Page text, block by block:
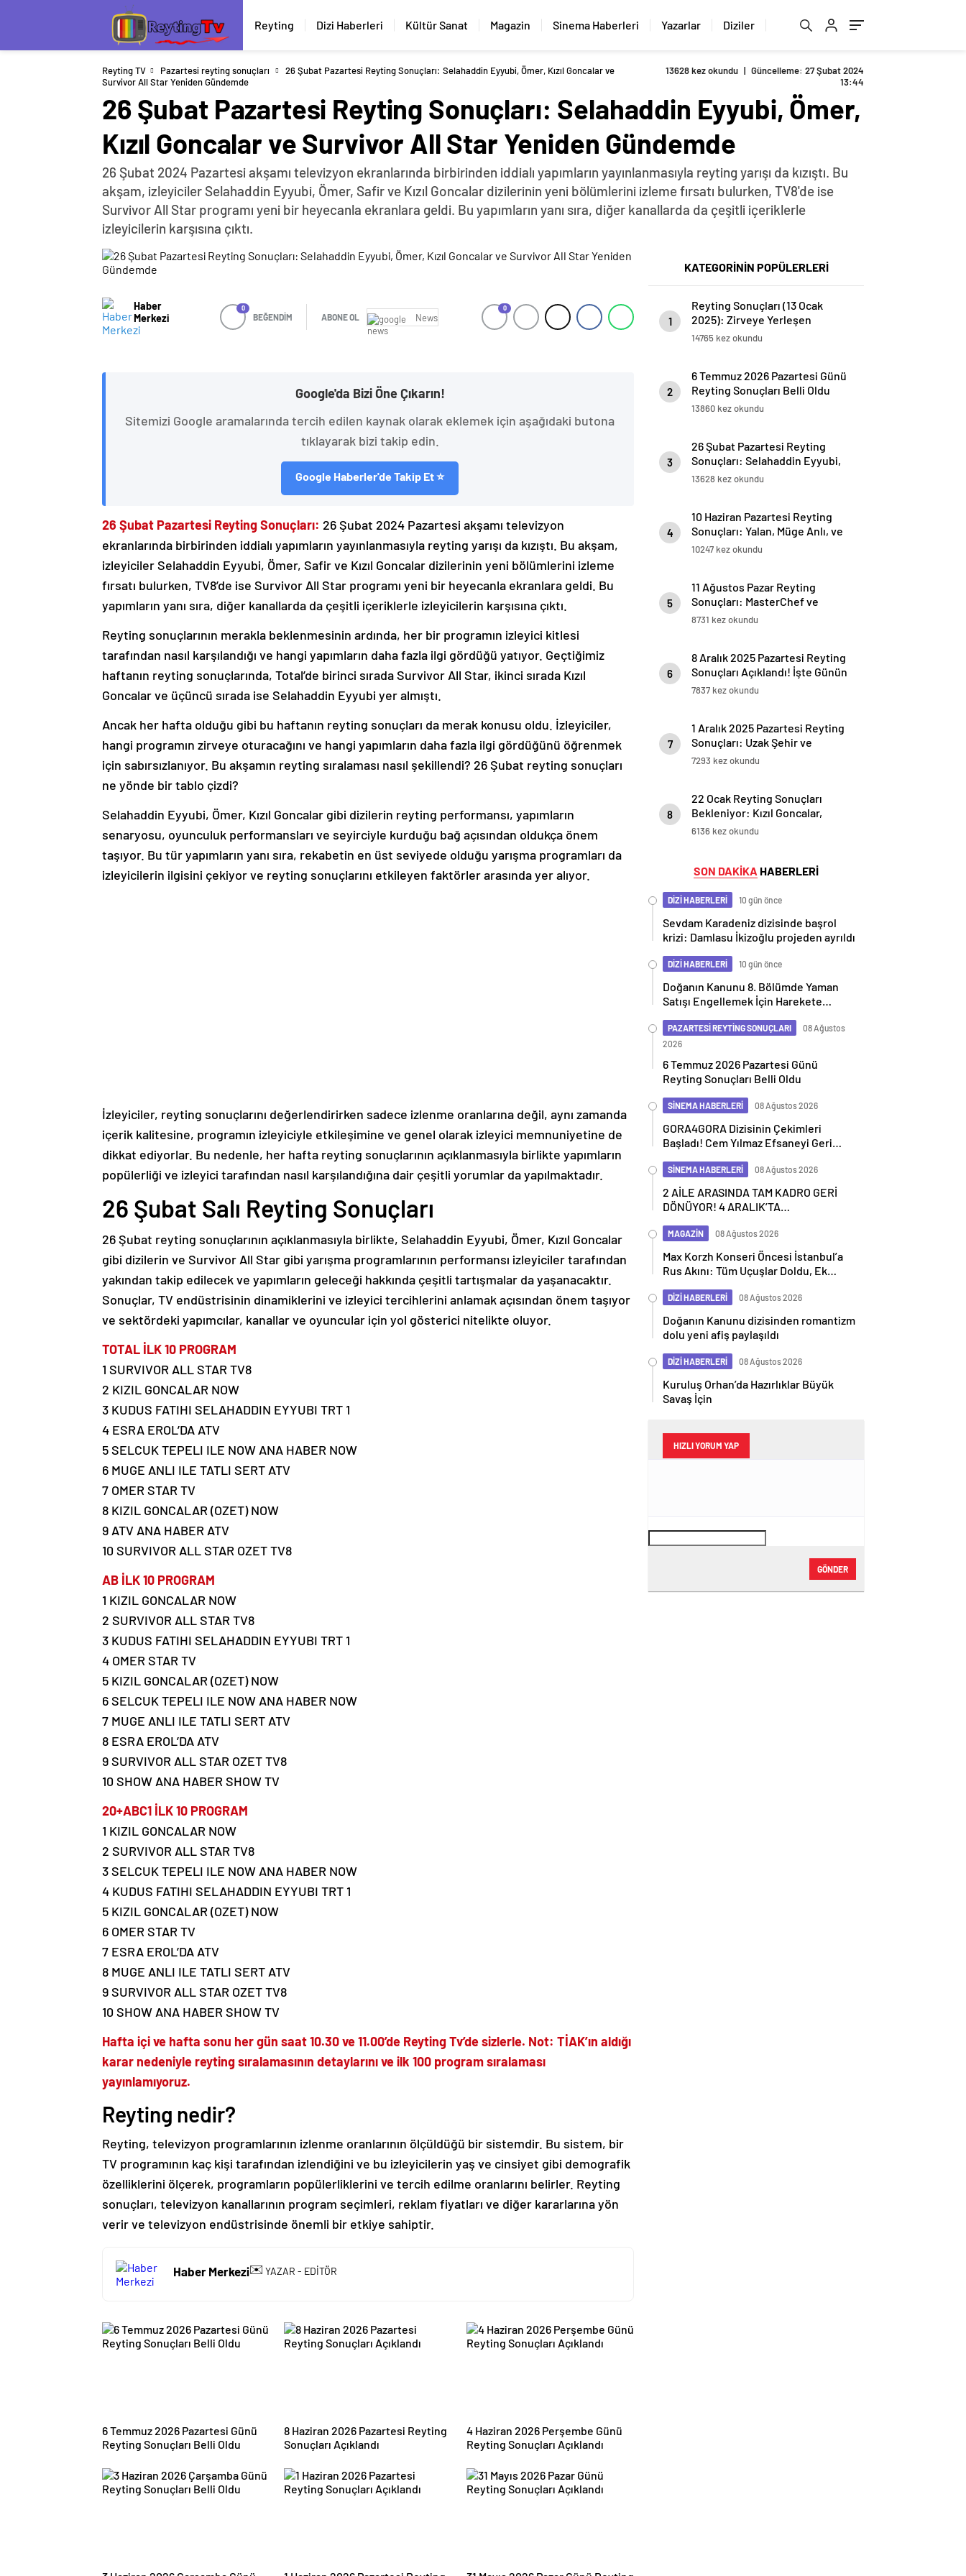
Reyting Dizi Haberleri Kültür Sanat Magazin Sinema Haberleri Yazarlar Diziler
Reyting TV Pazartesi reyting sonuçları
26 Şubat Pazartesi Reyting Sonuçları: Selahaddin Eyyubi, Ömer, Kızıl Goncalar ve
Survivor All Star Yeniden Gündemde
13628 kez okundu | Güncelleme: 27 Şubat 2024
13:44
26 Şubat Pazartesi Reyting Sonuçları: Selahaddin Eyyubi, Ömer,
Kızıl Goncalar ve Survivor All Star Yeniden Gündemde
26 Şubat 2024 Pazartesi akşamı televizyon ekranlarında birbirinden iddialı yapımların yayınlanmasıyla reyting yarışı da kızıştı. Bu
akşam, izleyiciler Selahaddin Eyyubi, Ömer, Safir ve Kızıl Goncalar dizilerinin yeni bölümlerini izleme fırsatı bulurken, TV8'de ise
Survivor All Star programı yeni bir heyecanla ekranlara geldi. Bu yapımların yanı sıra, diğer kanallarda da çeşitli içeriklerle
izleyicilerin karşısına çıktı.
Haber
Merkezi
0
BEĞENDİM ABONE OL News
0
Google'da Bizi Öne Çıkarın!
Sitemizi Google aramalarında tercih edilen kaynak olarak eklemek için aşağıdaki butona
tıklayarak bizi takip edin.
Google Haberler'de Takip Et ⭐
26 Şubat Pazartesi Reyting Sonuçları: 26 Şubat 2024 Pazartesi akşamı televizyon
ekranlarında birbirinden iddialı yapımların yayınlanmasıyla reyting yarışı da kızıştı. Bu akşam,
izleyiciler Selahaddin Eyyubi, Ömer, Safir ve Kızıl Goncalar dizilerinin yeni bölümlerini izleme
fırsatı bulurken, TV8’de ise Survivor All Star programı yeni bir heyecanla ekranlara geldi. Bu
yapımların yanı sıra, diğer kanallarda da çeşitli içeriklerle izleyicilerin karşısına çıktı.
Reyting sonuçlarının merakla beklenmesinin ardında, her bir programın izleyici kitlesi
tarafından nasıl karşılandığı ve hangi yapımların daha fazla ilgi gördüğü yatıyor. Geçtiğimiz
haftanın reyting sonuçlarında, Total’de birinci sırada Survivor All Star, ikinci sırada Kızıl
Goncalar ve üçüncü sırada ise Selahaddin Eyyubi yer almıştı.
Ancak her hafta olduğu gibi bu haftanın reyting sonuçları da merak konusu oldu. İzleyiciler,
hangi programın zirveye oturacağını ve hangi yapımların daha fazla ilgi gördüğünü öğrenmek
için sabırsızlanıyor. Bu akşamın reyting sıralaması nasıl şekillendi? 26 Şubat reyting sonuçları
ne yönde bir tablo çizdi?
Selahaddin Eyyubi, Ömer, Kızıl Goncalar gibi dizilerin reyting performansı, yapımların
senaryosu, oyunculuk performansları ve seyirciyle kurduğu bağ açısından oldukça önem
taşıyor. Bu tür yapımların yanı sıra, rekabetin en üst seviyede olduğu yarışma programları da
izleyicilerin ilgisini çekiyor ve reyting sonuçlarını etkileyen faktörler arasında yer alıyor.
İzleyiciler, reyting sonuçlarını değerlendirirken sadece izlenme oranlarına değil, aynı zamanda
içerik kalitesine, programın izleyiciyle etkileşimine ve genel olarak izleyici memnuniyetine de
dikkat ediyorlar. Bu nedenle, her hafta reyting sonuçlarının açıklanmasıyla birlikte yapımların
popülerliği ve izleyici tarafından nasıl karşılandığına dair çeşitli yorumlar da yapılmaktadır.
26 Şubat Salı Reyting Sonuçları
26 Şubat reyting sonuçlarının açıklanmasıyla birlikte, Selahaddin Eyyubi, Ömer, Kızıl Goncalar
gibi dizilerin ve Survivor All Star gibi yarışma programlarının performansı izleyiciler tarafından
yakından takip edilecek ve yapımların geleceği hakkında çeşitli tartışmalar da yaşanacaktır.
Sonuçlar, TV endüstrisinin dinamiklerini ve izleyici tercihlerini anlamak açısından önem taşıyor
ve sektördeki yapımcılar, kanallar ve oyuncular için yol gösterici nitelikte oluyor.
TOTAL İLK 10 PROGRAM
1 SURVIVOR ALL STAR TV8
2 KIZIL GONCALAR NOW
3 KUDUS FATIHI SELAHADDIN EYYUBI TRT 1
4 ESRA EROL’DA ATV
5 SELCUK TEPELI ILE NOW ANA HABER NOW
6 MUGE ANLI ILE TATLI SERT ATV
7 OMER STAR TV
8 KIZIL GONCALAR (OZET) NOW
9 ATV ANA HABER ATV
10 SURVIVOR ALL STAR OZET TV8
AB İLK 10 PROGRAM
1 KIZIL GONCALAR NOW
2 SURVIVOR ALL STAR TV8
3 KUDUS FATIHI SELAHADDIN EYYUBI TRT 1
4 OMER STAR TV
5 KIZIL GONCALAR (OZET) NOW
6 SELCUK TEPELI ILE NOW ANA HABER NOW
7 MUGE ANLI ILE TATLI SERT ATV
8 ESRA EROL’DA ATV
9 SURVIVOR ALL STAR OZET TV8
10 SHOW ANA HABER SHOW TV
20+ABC1 İLK 10 PROGRAM
1 KIZIL GONCALAR NOW
2 SURVIVOR ALL STAR TV8
3 SELCUK TEPELI ILE NOW ANA HABER NOW
4 KUDUS FATIHI SELAHADDIN EYYUBI TRT 1
5 KIZIL GONCALAR (OZET) NOW
6 OMER STAR TV
7 ESRA EROL’DA ATV
8 MUGE ANLI ILE TATLI SERT ATV
9 SURVIVOR ALL STAR OZET TV8
10 SHOW ANA HABER SHOW TV
Hafta içi ve hafta sonu her gün saat 10.30 ve 11.00’de Reyting Tv’de sizlerle. Not: TİAK’ın aldığı
karar nedeniyle reyting sıralamasının detaylarını ve ilk 100 program sıralaması
yayınlamıyoruz.
Reyting nedir?
Reyting, televizyon programlarının izlenme oranlarının ölçüldüğü bir sistemdir. Bu sistem, bir
TV programının kaç kişi tarafından izlendiğini ve bu izleyicilerin yaş ve cinsiyet gibi demografik
özelliklerini ölçerek, programların popülerliklerini ve tercih edilme oranlarını belirler. Reyting
sonuçları, televizyon kanallarının program seçimleri, reklam fiyatları ve diğer kararlarına yön
verir ve televizyon endüstrisinde önemli bir etkiye sahiptir.
Haber Merkezi✉️ YAZAR - EDİTÖR
6 Temmuz 2026 Pazartesi Günü
Reyting Sonuçları Belli Oldu
8 Haziran 2026 Pazartesi Reyting
Sonuçları Açıklandı
4 Haziran 2026 Perşembe Günü
Reyting Sonuçları Açıklandı
KATEGORİNİN POPÜLERLERİ
1
Reyting Sonuçları (13 Ocak
2025): Zirveye Yerleşen
Programlar Belli Oldu
14765 kez okundu
2
6 Temmuz 2026 Pazartesi Günü
Reyting Sonuçları Belli Oldu
13860 kez okundu
3
26 Şubat Pazartesi Reyting
Sonuçları: Selahaddin Eyyubi,
Ömer, Kızıl Goncalar ve Survivor
13628 kez okundu
4
10 Haziran Pazartesi Reyting
Sonuçları: Yalan, Müge Anlı, ve
Kudüs Fatihi Selahaddin Eyyubi
10247 kez okundu
5
11 Ağustos Pazar Reyting
Sonuçları: MasterChef ve
Titanic Zirvede
8731 kez okundu
6
8 Aralık 2025 Pazartesi Reyting
Sonuçları Açıklandı! İşte Günün
En Çok İzlenen Yapımları
7837 kez okundu
7
1 Aralık 2025 Pazartesi Reyting
Sonuçları: Uzak Şehir ve
Cennetin Çocukları Rekabeti
7293 kez okundu
8
22 Ocak Reyting Sonuçları
Bekleniyor: Kızıl Goncalar,
Ömer, Selahaddin Eyyubi, Safir,
6136 kez okundu
SON DAKİKA HABERLERİ
DİZİ HABERLERİ 10 gün önce
Sevdam Karadeniz dizisinde başrol
krizi: Damlasu İkizoğlu projeden ayrıldı
DİZİ HABERLERİ 10 gün önce
Doğanın Kanunu 8. Bölümde Yaman
Satışı Engellemek İçin Harekete
PAZARTESİ REYTİNG SONUÇLARI
08 Ağustos
2026
6 Temmuz 2026 Pazartesi Günü
Reyting Sonuçları Belli Oldu
SİNEMA HABERLERİ 08 Ağustos 2026
GORA4GORA Dizisinin Çekimleri
Başladı! Cem Yılmaz Efsaneyi Geri
SİNEMA HABERLERİ 08 Ağustos 2026
2 AİLE ARASINDA TAM KADRO GERİ
DÖNÜYOR! 4 ARALIK’TA
MAGAZİN 08 Ağustos 2026
Max Korzh Konseri Öncesi İstanbul’a
Rus Akını: Tüm Uçuşlar Doldu, Ek
DİZİ HABERLERİ 08 Ağustos 2026
Doğanın Kanunu dizisinden romantizm
dolu yeni afiş paylaşıldı
DİZİ HABERLERİ 08 Ağustos 2026
Kuruluş Orhan’da Hazırlıklar Büyük
Savaş İçin
HIZLI YORUM YAP
GÖNDER